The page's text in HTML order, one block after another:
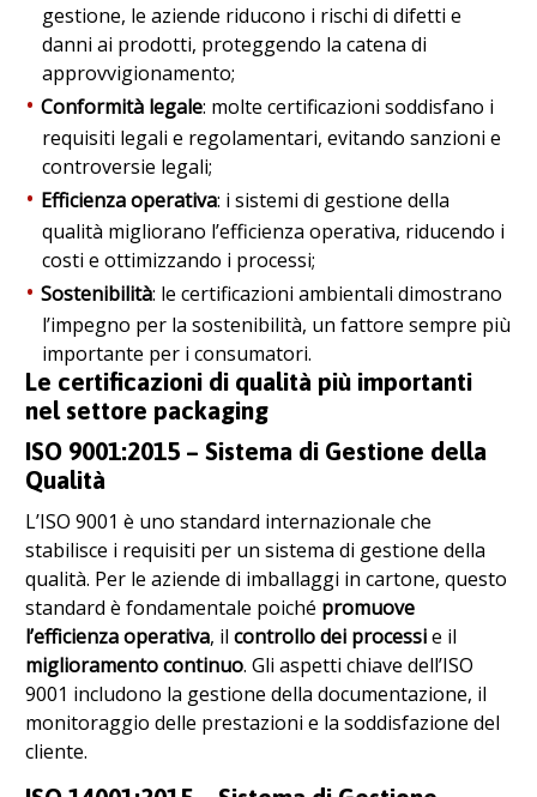
gestione, le aziende riducono i rischi di difetti e
danni ai prodotti, proteggendo la catena di
approvvigionamento;
Conformità legale: molte certificazioni soddisfano i
requisiti legali e regolamentari, evitando sanzioni e
controversie legali;
Efficienza operativa: i sistemi di gestione della
qualità migliorano l’efficienza operativa, riducendo i
costi e ottimizzando i processi;
Sostenibilità: le certificazioni ambientali dimostrano
l’impegno per la sostenibilità, un fattore sempre più
importante per i consumatori.
Le certificazioni di qualità più importanti
nel settore packaging
ISO 9001:2015 – Sistema di Gestione della
Qualità
L’ISO 9001 è uno standard internazionale che
stabilisce i requisiti per un sistema di gestione della
qualità. Per le aziende di imballaggi in cartone, questo
standard è fondamentale poiché promuove
l’efficienza operativa, il controllo dei processie il
miglioramento continuo. Gli aspetti chiave dell’ISO
9001 includono la gestione della documentazione, il
monitoraggio delle prestazioni e la soddisfazione del
cliente.